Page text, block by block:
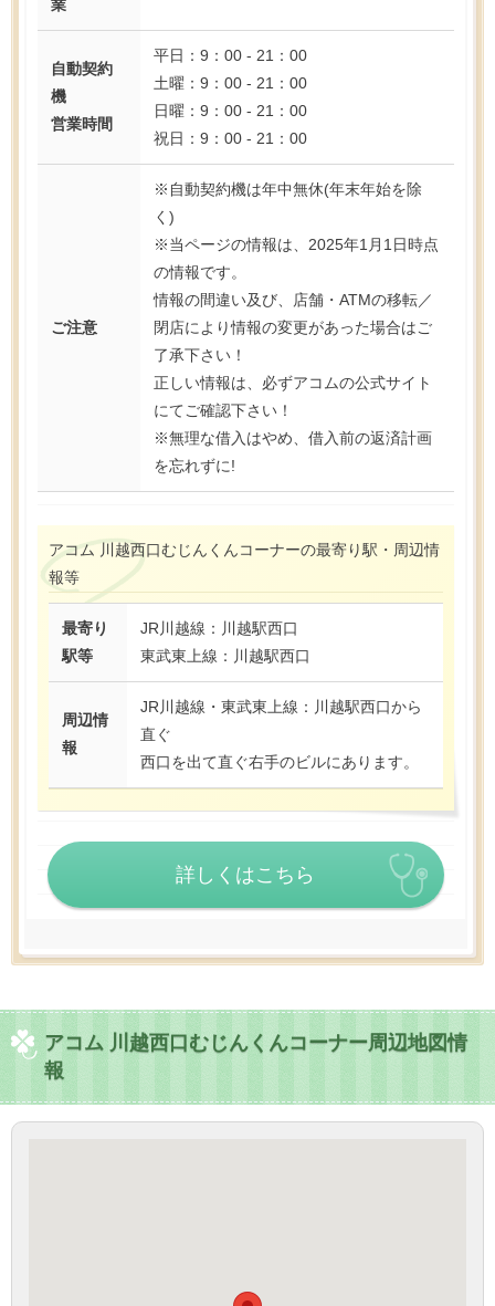
業
自動契約
機
営業時間
平日：9：00 - 21：00
土曜：9：00 - 21：00
日曜：9：00 - 21：00
祝日：9：00 - 21：00
ご注意
※自動契約機は年中無休(年末年始を除
く)
※当ページの情報は、2025年1月1日時点
の情報です。
情報の間違い及び、店舗・ATMの移転／
閉店により情報の変更があった場合はご
了承下さい！
正しい情報は、必ずアコムの公式サイト
にてご確認下さい！
※無理な借入はやめ、借入前の返済計画
を忘れずに!
アコム 川越西口むじんくんコーナーの最寄り駅・周辺情
報等
最寄り
駅等
JR川越線：川越駅西口
東武東上線：川越駅西口
周辺情
報
JR川越線・東武東上線：川越駅西口から
直ぐ
西口を出て直ぐ右手のビルにあります。
詳しくはこちら
アコム 川越西口むじんくんコーナー周辺地図情
報